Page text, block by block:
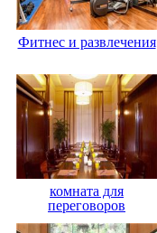
Фитнес и развлечения
комната для
переговоров